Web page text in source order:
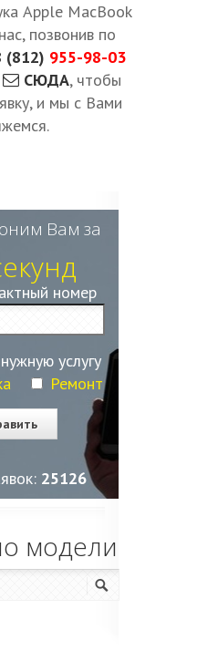
Apple MacBook
позвонив по
(812) 955-98-03
СЮДА, чтобы
и мы с Вами
Вам за
номер
услугу
Ремонт
25129
модели